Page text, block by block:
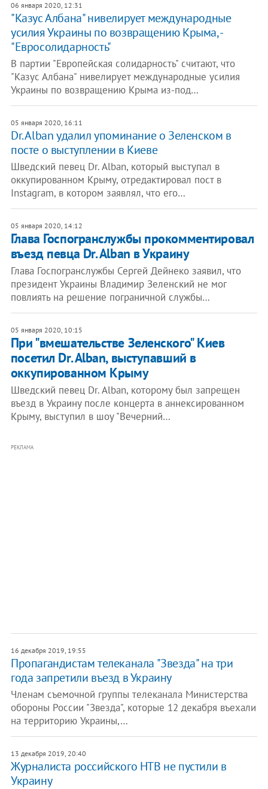
06 января 2020, 12:31
"Казус Албана" нивелирует международные
усилия Украины по возвращению Крыма, -
"Евросолидарность"
В партии "Европейская солидарность" считают, что
"Казус Албана" нивелирует международные усилия
Украины по возвращению Крыма из-под…
05 января 2020, 16:11
Dr. Alban удалил упоминание о Зеленском в
посте о выступлении в Киеве
Шведский певец Dr. Alban, который выступал в
оккупированном Крыму, отредактировал пост в
Instagram, в котором заявлял, что его…
05 января 2020, 14:12
Глава Госпогранслужбы прокомментировал
въезд певца Dr. Alban в Украину
Глава Госпогранслужбы Сергей Дейнеко заявил, что
президент Украины Владимир Зеленский не мог
повлиять на решение пограничной службы…
05 января 2020, 10:15
При "вмешательстве Зеленского" Киев
посетил Dr. Alban, выступавший в
оккупированном Крыму
Шведский певец Dr. Alban, которому был запрещен
въезд в Украину после концерта в аннексированном
Крыму, выступил в шоу "Вечерний…
РЕКЛАМА
16 декабря 2019, 19:55
Пропагандистам телеканала "Звезда" на три
года запретили въезд в Украину
Членам съемочной группы телеканала Министерства
обороны России "Звезда", которые 12 декабря въехали
на территорию Украины,…
13 декабря 2019, 20:40
Журналиста российского НТВ не пустили в
Украину